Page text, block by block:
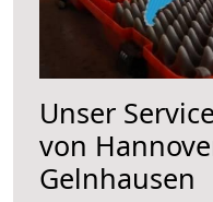
Unser
von
Gelnhausen